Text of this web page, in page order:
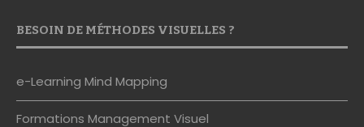
e-Learning Mind Mapping
Rendez vos réunions productives